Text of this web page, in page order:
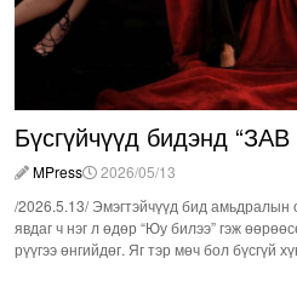
Бүсгүйчүүд бидэнд
MPress
2026/05/13
/2026.5.13/ Эмэгтэйчүүд бид амьдралын
явдаг ч нэг л өдөр “Юу билээ” гэж
рүүгээ өнгийдөг. Яг тэр мөч бол бүсгүй